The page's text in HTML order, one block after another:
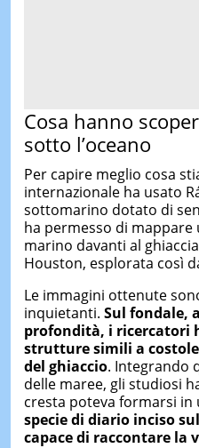
Cosa hanno
sotto l’oceano
Per capire meglio cosa
internazionale ha usato
sottomarino dotato di
ha permesso di mappare
marino davanti al
Houston, esplorata così
Le immagini ottenute
inquietanti. Sul fondale,
profondità, i ricercatori
strutture simili a
del ghiaccio. Integrando
delle maree, gli studiosi
cresta poteva formarsi in
specie di diario inciso
capace di raccontare la